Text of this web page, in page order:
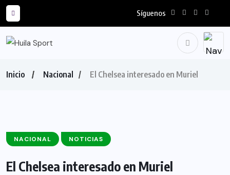
Síguenos
Inicio Nacional El Chelsea interesado en Muriel
NACIONAL NOTICIAS
El Chelsea interesado en Muriel